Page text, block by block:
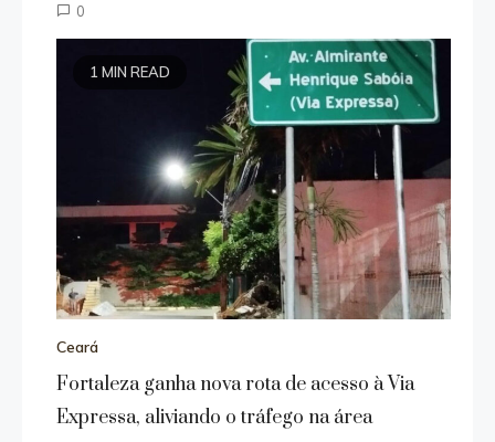
0
1 MIN READ
Ceará
Fortaleza ganha nova rota de acesso à Via
Expressa, aliviando o tráfego na área